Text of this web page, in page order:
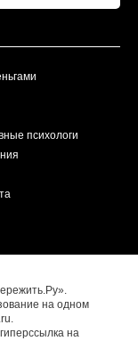
психологи
на одном
на